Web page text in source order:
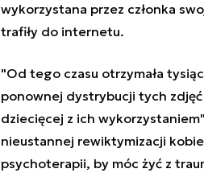
wykorzystana przez członka
trafiły do internetu.
"Od tego czasu otrzymała
ponownej dystrybucji tych
dziecięcej z ich
nieustannej rewiktymizacji
psychoterapii, by móc żyć z